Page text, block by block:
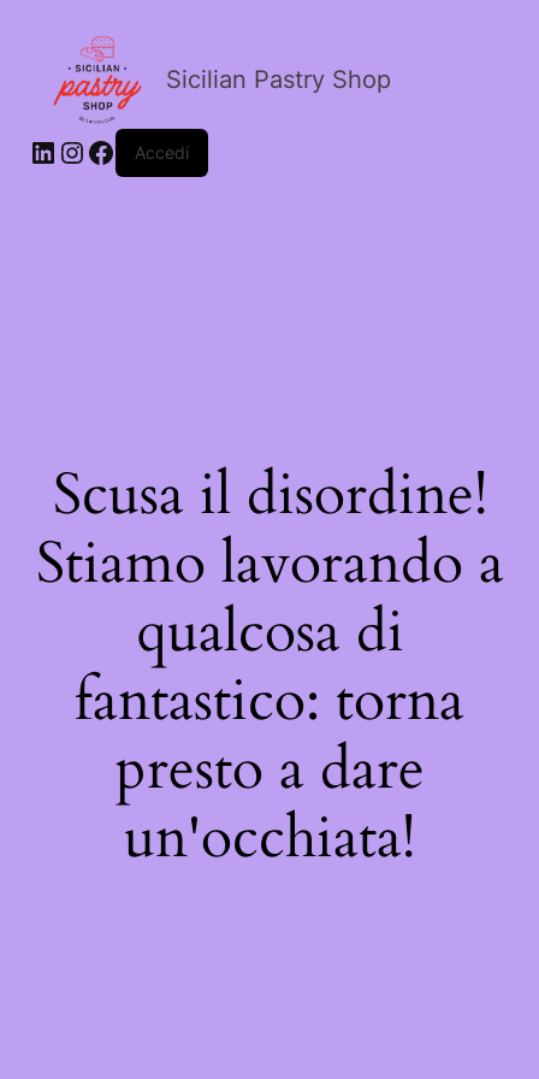
Sicilian Pastry Shop
Accedi
Scusa il disordine!
Stiamo lavorando a
qualcosa di
fantastico: torna
presto a dare
un'occhiata!